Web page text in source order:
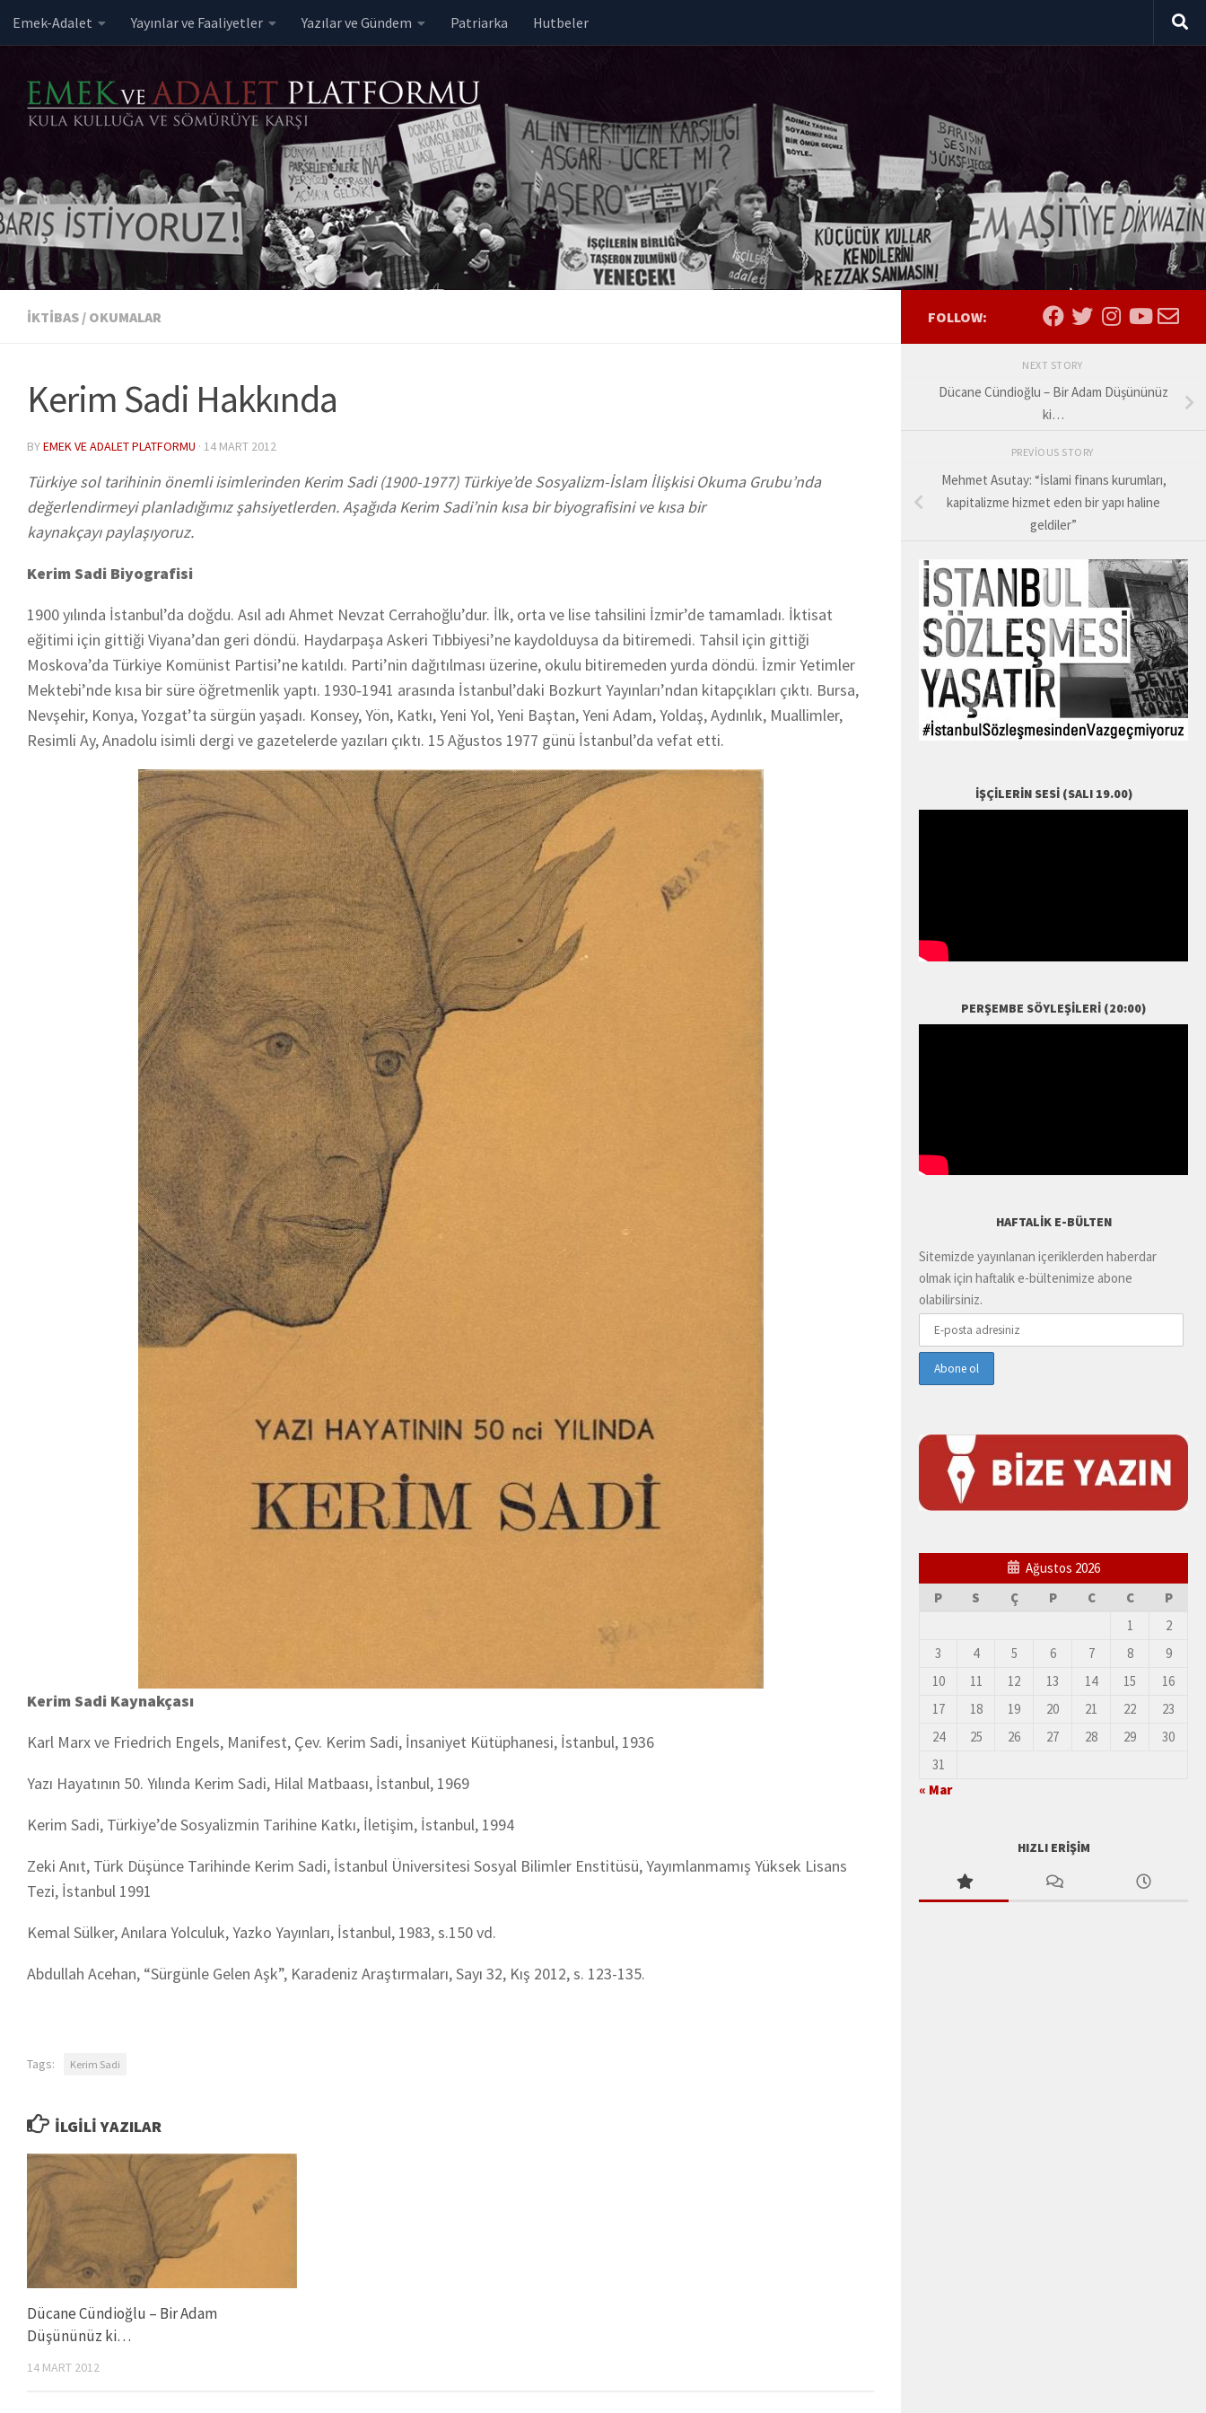
Skip to content
Emek-Adalet Yayınlar ve Faaliyetler Yazılar ve Gündem Patriarka Hutbeler
İKTIBAS / OKUMALAR
Kerim Sadi Hakkında
BYEMEK VE ADALET PLATFORMU · 14 MART 2012
Türkiye sol tarihinin önemli isimlerinden Kerim Sadi (1900-1977) Türkiye’de Sosyalizm-İslam İlişkisi Okuma Grubu’nda
değerlendirmeyi planladığımız şahsiyetlerden. Aşağıda Kerim Sadi’nin kısa bir biyografisini ve kısa bir
kaynakçayı paylaşıyoruz.
Kerim Sadi Biyografisi
1900 yılında İstanbul’da doğdu. Asıl adı Ahmet Nevzat Cerrahoğlu’dur. İlk, orta ve lise tahsilini İzmir’de tamamladı. İktisat
eğitimi için gittiği Viyana’dan geri döndü. Haydarpaşa Askeri Tıbbiyesi’ne kaydolduysa da bitiremedi. Tahsil için gittiği
Moskova’da Türkiye Komünist Partisi’ne katıldı. Parti’nin dağıtılması üzerine, okulu bitiremeden yurda döndü. İzmir Yetimler
Mektebi’nde kısa bir süre öğretmenlik yaptı. 1930‐1941 arasında İstanbul’daki Bozkurt Yayınları’ndan kitapçıkları çıktı. Bursa,
Nevşehir, Konya, Yozgat’ta sürgün yaşadı. Konsey, Yön, Katkı, Yeni Yol, Yeni Baştan, Yeni Adam, Yoldaş, Aydınlık, Muallimler,
Resimli Ay, Anadolu isimli dergi ve gazetelerde yazıları çıktı. 15 Ağustos 1977 günü İstanbul’da vefat etti.
Kerim Sadi Kaynakçası
Karl Marx ve Friedrich Engels, Manifest, Çev. Kerim Sadi, İnsaniyet Kütüphanesi, İstanbul, 1936
Yazı Hayatının 50. Yılında Kerim Sadi, Hilal Matbaası, İstanbul, 1969
Kerim Sadi, Türkiye’de Sosyalizmin Tarihine Katkı, İletişim, İstanbul, 1994
Zeki Anıt, Türk Düşünce Tarihinde Kerim Sadi, İstanbul Üniversitesi Sosyal Bilimler Enstitüsü, Yayımlanmamış Yüksek Lisans
Tezi, İstanbul 1991
Kemal Sülker, Anılara Yolculuk, Yazko Yayınları, İstanbul, 1983, s.150 vd.
Abdullah Acehan, “Sürgünle Gelen Aşk”, Karadeniz Araştırmaları, Sayı 32, Kış 2012, s. 123-135.
Tags: Kerim Sadi
İLGILI YAZILAR
Dücane Cündioğlu – Bir Adam
Düşününüz ki…
14 MART 2012
FOLLOW:
NEXT STORY
Dücane Cündioğlu – Bir Adam Düşününüz
ki…
PREVIOUS STORY
Mehmet Asutay: “İslami finans kurumları,
kapitalizme hizmet eden bir yapı haline
geldiler”
İŞÇILERIN SESI (SALI 19.00)
PERŞEMBE SÖYLEŞILERI (20:00)
HAFTALIK E-BÜLTEN
Sitemizde yayınlanan içeriklerden haberdar
olmak için haftalık e-bültenimize abone
olabilirsiniz.
Ağustos 2026
P
S Ç P C C
P
1
2
3
4 5 6 7 8
9
10
11 12 13 14 15
16
17
18 19 20 21 22
23
24
25 26 27 28 29
30
31
« Mar
HIZLI ERIŞIM